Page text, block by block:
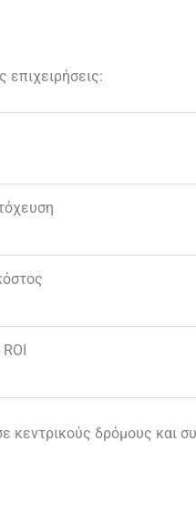
επιχειρήσεις:
κεντρικούς δρόμους